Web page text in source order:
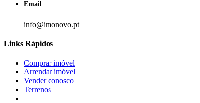
Email
info@imonovo.pt
Links Rápidos
Comprar imóvel
Arrendar imóvel
Vender conosco
Terrenos